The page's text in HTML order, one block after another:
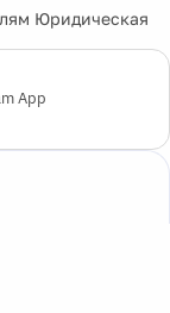
Юридическая
App